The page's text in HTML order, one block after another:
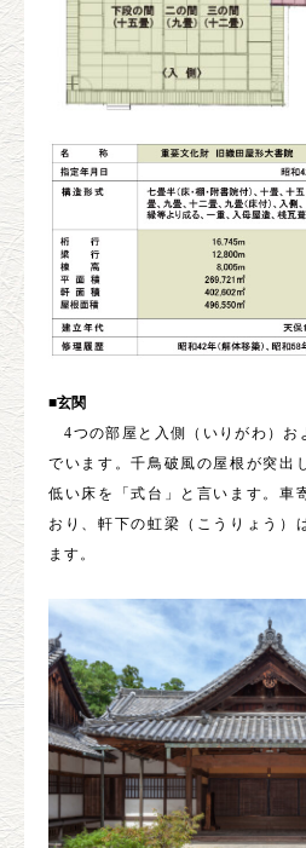
■玄関
4つの部屋と入側（いりがわ）お
でいます。千鳥破風の屋根が突出
低い床を「式台」と言います。車
おり、軒下の虹梁（こうりょう）
ます。